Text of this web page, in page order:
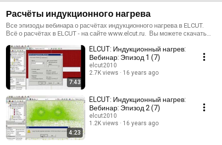
Расчёты индукционного нагрева
Все эпизоды вебинара о расчётах индукционного нагрева в ELCUT.
Всё о расчётах в ELCUT - на сайте www.elcut.ru. Вы можете скачать
задать вопросы или посмотреть методички и статьи.
7:43
ELCUT: Индукционный нагрев:
Вебинар: Эпизод 1 (7)
elcut2010
2.7K views
16 years ago
4:23
ELCUT: Индукционный нагрев:
Вебинар: Эпизод 2 (7)
elcut2010
1.2K views
16 years ago